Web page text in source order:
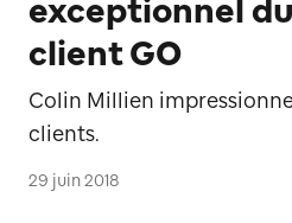
exceptionnel
client GO
Colin Millien
clients.
29 juin 2018